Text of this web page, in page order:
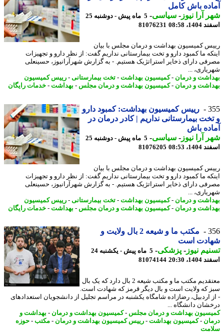
باش کامل
آرا نیوز-سیاسی-
5 ماه پیش - دوشنبه 25
08:58
81076231
کمیسیون بهداشت و درمان مجلس با بیان
ما کمبود دارو و تخت بیمارستانی نداریم گفت: از نظر دارو و تجهیزات
دارای ذخایر استراتژیک هستیم. - به گزارش شهرآرانیوز، حسینعلی
...
و درمان -کمیسیون بهداشت -تخت بیمارستانی-رییس کمیسیون
و درمان -کمیسیون بهداشت و درمان مجلس-بهداشت -خدمات رایگان
رییس کمیسیون بهداشت: کمبود دارو
بیمارستانی نداریم | کادر درمان در
باش
آرا نیوز-سیاسی-
5 ماه پیش - دوشنبه 25
08:53
81076205
کمیسیون بهداشت و درمان مجلس با بیان
ما کمبود دارو و تخت بیمارستانی نداریم گفت: از نظر دارو و تجهیزات
دارای ذخایر استراتژیک هستیم. - به گزارش شهرآرانیوز، حسینعلی
...
و درمان -کمیسیون بهداشت -تخت بیمارستانی-رییس کمیسیون
و درمان -کمیسیون بهداشت و درمان مجلس-بهداشت -خدمات رایگان
مکتب ما و شیعه 2 بال ولایت و
است
نیوز-پزشکی-
5 ماه پیش - یکشنبه 24
20:30
81074144
معتقدیم مکتب ما و مکتب شیعه 2 بال دارد که یک بال
که ولایت است و بال دیگر قرمز که شهادت است.
اردبیل، رضازاده شامگاه یکشنبه در مراسم تجلیل از دانشجویان استعدادهای
دانشگاه ...
بهداشت و درمان مجلس-کمیسیون بهداشت و درمان -بهداشت و
-کمیسیون بهداشت -رییس کمیسیون بهداشت و درمان -مکتب-حوزه